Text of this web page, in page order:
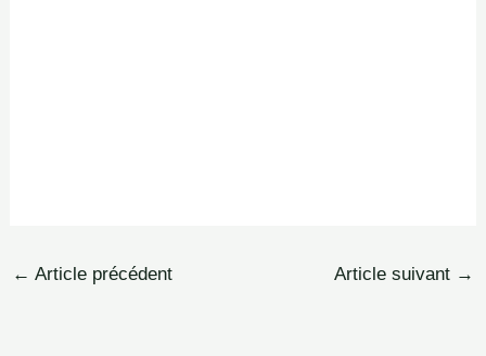
← Article précédent Article suivant →